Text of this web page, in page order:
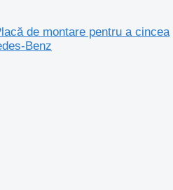
de montare pentru a cincea
Benz